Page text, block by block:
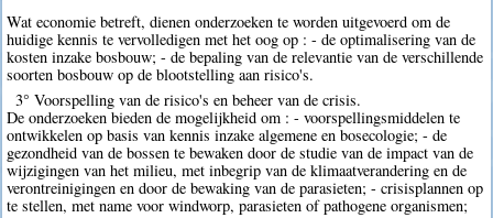
Wat economie betreft, dienen onderzoeken te worden uitgevoerd om de
huidige kennis te vervolledigen met het oog op : - de optimalisering van de
kosten inzake bosbouw; - de bepaling van de relevantie van de verschillende
soorten bosbouw op de blootstelling aan risico's.
3° Voorspelling van de risico's en beheer van de crisis.
De onderzoeken bieden de mogelijkheid om : - voorspellingsmiddelen te
ontwikkelen op basis van kennis inzake algemene en bosecologie; - de
gezondheid van de bossen te bewaken door de studie van de impact van de
wijzigingen van het milieu, met inbegrip van de klimaatverandering en de
verontreinigingen en door de bewaking van de parasieten; - crisisplannen op
te stellen, met name voor windworp, parasieten of pathogene organismen;